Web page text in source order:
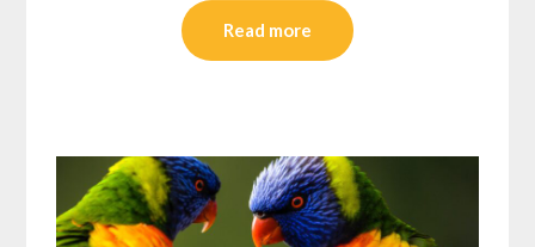
Read more